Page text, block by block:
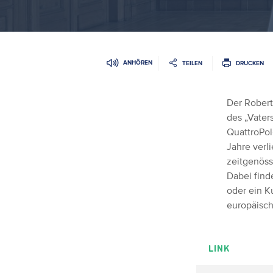
ANHÖREN TEILEN DRUCKEN
Der
des
Jahre
Dabei
oder ein
LINK